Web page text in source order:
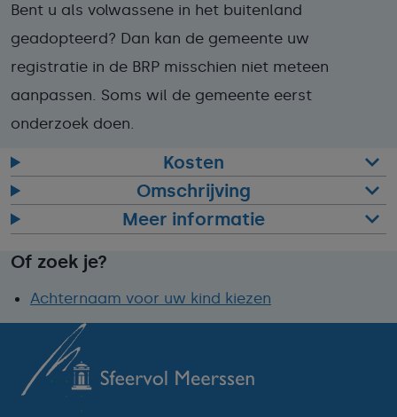
Bent u als volwassene in het buitenland
geadopteerd? Dan kan de gemeente uw
registratie in de BRP misschien niet meteen
aanpassen. Soms wil de gemeente eerst
onderzoek doen.
Kosten
Omschrijving
Meer informatie
Of zoek je?
Achternaam voor uw kind kiezen